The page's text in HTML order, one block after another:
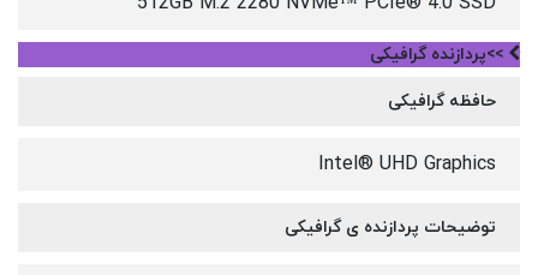
>>پردازنده گرافیکی
حافظه گرافیکی
Intel® UHD Graphics
توضیحات پردازنده ی گرافیکی